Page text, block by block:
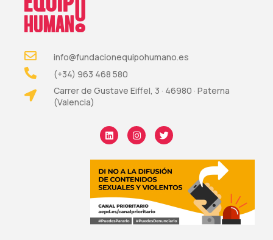
info@fundacionequipohumano.es
(+34) 963 468 580
Carrer de Gustave Eiffel, 3 · 46980 · Paterna
(Valencia)